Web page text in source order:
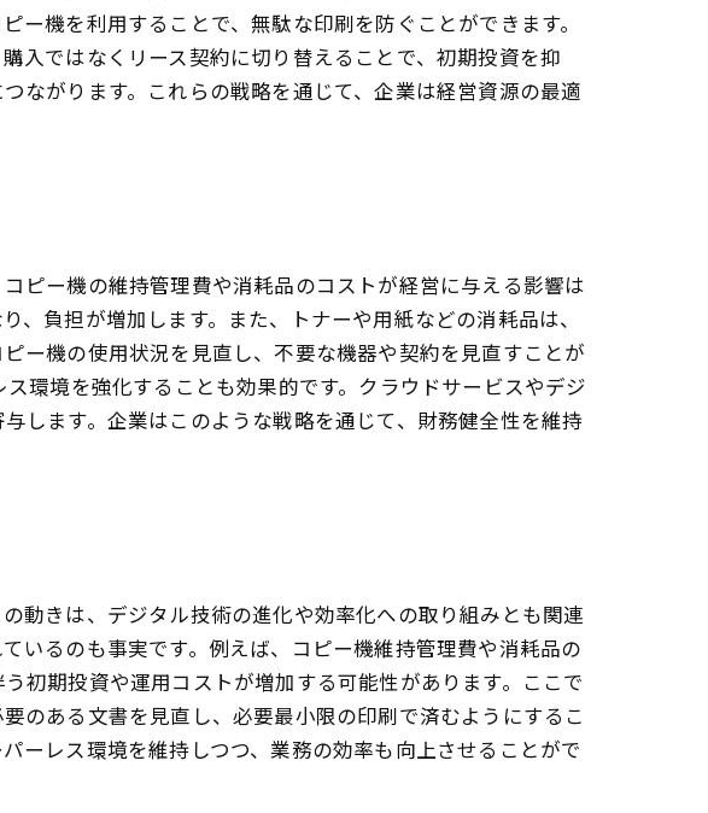
ー機を利用することで、無駄な印刷を防ぐことができます。
入ではなくリース契約に切り替えることで、初期投資を抑
ながります。これらの戦略を通じて、企業は経営資源の最適
ピー機の維持管理費や消耗品のコストが経営に与える影響は
負担が増加します。また、トナーや用紙などの消耗品は、
ー機の使用状況を見直し、不要な機器や契約を見直すことが
環境を強化することも効果的です。クラウドサービスやデジ
します。企業はこのような戦略を通じて、財務健全性を維持
動きは、デジタル技術の進化や効率化への取り組みとも関連
いるのも事実です。例えば、コピー機維持管理費や消耗品の
初期投資や運用コストが増加する可能性があります。ここで
のある文書を見直し、必要最小限の印刷で済むようにするこ
ーレス環境を維持しつつ、業務の効率も向上させることがで